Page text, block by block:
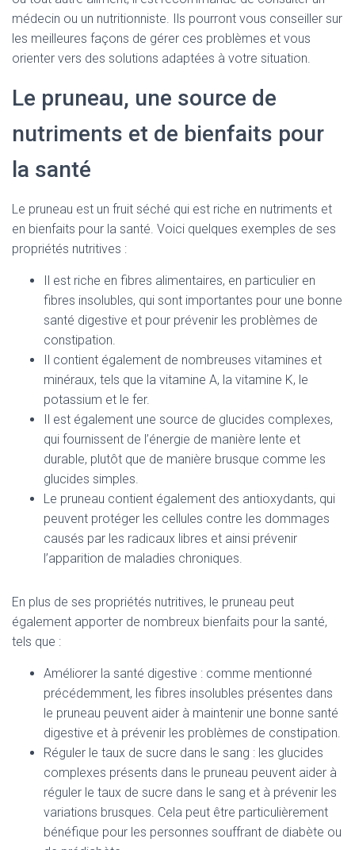
médecin ou un nutritionniste. Ils pourront vous conseiller sur
les meilleures façons de gérer ces problèmes et vous
orienter vers des solutions adaptées à votre situation.
Le pruneau, une source de
nutriments et de bienfaits pour
la santé
Le pruneau est un fruit séché qui est riche en nutriments et
en bienfaits pour la santé. Voici quelques exemples de ses
propriétés nutritives :
Il est riche en fibres alimentaires, en particulier en
fibres insolubles, qui sont importantes pour une bonne
santé digestive et pour prévenir les problèmes de
constipation.
Il contient également de nombreuses vitamines et
minéraux, tels que la vitamine A, la vitamine K, le
potassium et le fer.
Il est également une source de glucides complexes,
qui fournissent de l’énergie de manière lente et
durable, plutôt que de manière brusque comme les
glucides simples.
Le pruneau contient également des antioxydants, qui
peuvent protéger les cellules contre les dommages
causés par les radicaux libres et ainsi prévenir
l’apparition de maladies chroniques.
En plus de ses propriétés nutritives, le pruneau peut
également apporter de nombreux bienfaits pour la santé,
tels que :
Améliorer la santé digestive : comme mentionné
précédemment, les fibres insolubles présentes dans
le pruneau peuvent aider à maintenir une bonne santé
digestive et à prévenir les problèmes de constipation.
Réguler le taux de sucre dans le sang : les glucides
complexes présents dans le pruneau peuvent aider à
réguler le taux de sucre dans le sang et à prévenir les
variations brusques. Cela peut être particulièrement
bénéfique pour les personnes souffrant de diabète ou